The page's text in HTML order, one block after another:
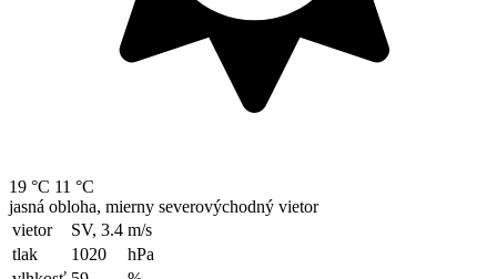
19 °C 11 °C
jasná obloha, mierny severovýchodný vietor
vietor
SV, 3.4 m/s
tlak
1020
hPa